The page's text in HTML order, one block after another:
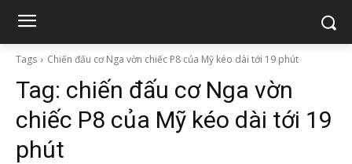
Tags Chiến đấu cơ Nga vờn chiếc P8 của Mỹ kéo dài tới 19 phút
Tag: chiến đấu cơ Nga vờn
chiếc P8 của Mỹ kéo dài tới 19
phút